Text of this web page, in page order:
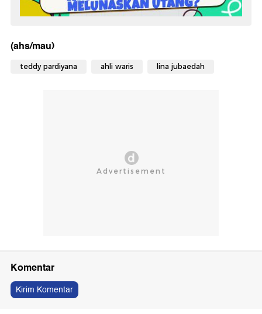
(ahs/mau)
teddy pardiyana ahli waris lina jubaedah
Komentar
Kirim Komentar